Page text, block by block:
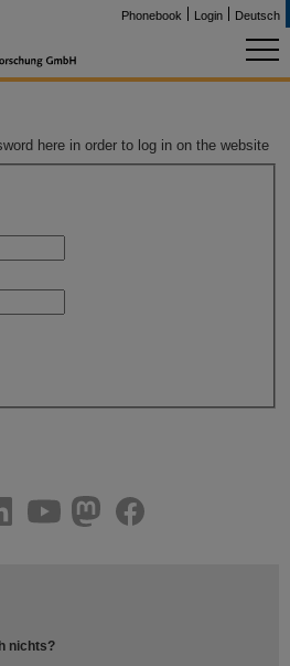
Phonebook Login Deutsch
here in order to log in on the website
facebook
nichts?